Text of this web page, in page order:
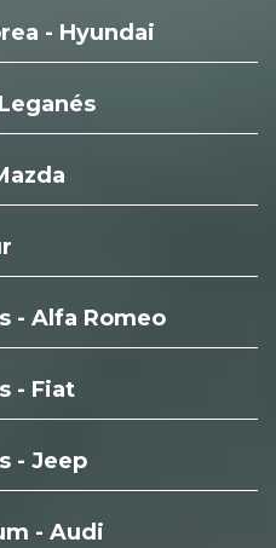
- Hyundai
- Alfa Romeo
- Fiat
- Jeep
- Audi